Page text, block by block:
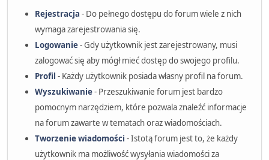
Rejestracja - Do pełnego dostępu do forum wiele z nich
wymaga zarejestrowania się.
Logowanie- Gdy użytkownik jest zarejestrowany, musi
zalogować się aby mógł mieć dostęp do swojego profilu.
Profil - Każdy użytkownik posiada własny profil na forum.
Wyszukiwanie- Przeszukiwanie forum jest bardzo
pomocnym narzędziem, które pozwala znaleźć informacje
na forum zawarte w tematach oraz wiadomościach.
Tworzenie wiadomości - Istotą forum jest to, że każdy
użytkownik ma możliwość wysyłania wiadomości za